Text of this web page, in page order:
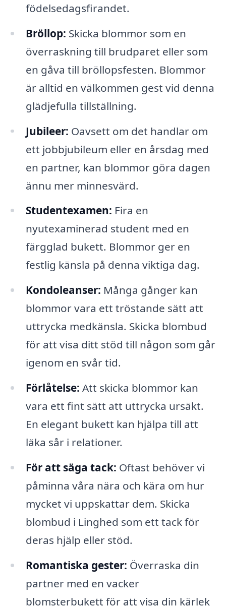
födelsedagsfirandet.
Bröllop: Skicka blommor som en
överraskning till brudparet eller som
en gåva till bröllopsfesten. Blommor
är alltid en välkommen gest vid denna
glädjefulla tillställning.
Jubileer: Oavsett om det handlar om
ett jobbjubileum eller en årsdag med
en partner, kan blommor göra dagen
ännu mer minnesvärd.
Studentexamen: Fira en
nyutexaminerad student med en
färgglad bukett. Blommor ger en
festlig känsla på denna viktiga dag.
Kondoleanser: Många gånger kan
blommor vara ett tröstande sätt att
uttrycka medkänsla. Skicka blombud
för att visa ditt stöd till någon som går
igenom en svår tid.
Förlåtelse: Att skicka blommor kan
vara ett fint sätt att uttrycka ursäkt.
En elegant bukett kan hjälpa till att
läka sår i relationer.
För att säga tack: Oftast behöver vi
påminna våra nära och kära om hur
mycket vi uppskattar dem. Skicka
blombud i Linghed som ett tack för
deras hjälp eller stöd.
Romantiska gester: Överraska din
partner med en vacker
blomsterbukett för att visa din kärlek